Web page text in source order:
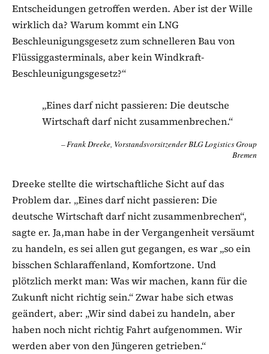
Entscheidungen getroffen werden. Aber ist der Wille
wirklich da? Warum kommt ein LNG
Beschleunigungsgesetz zum schnelleren Bau von
Flüssiggasterminals, aber kein Windkraft-
Beschleunigungsgesetz?“
„Eines darf nicht passieren: Die deutsche
Wirtschaft darf nicht zusammenbrechen.“
Frank Dreeke, Vorstandsvorsitzender BLG Logistics Group
Bremen
Dreeke stellte die wirtschaftliche Sicht auf das
Problem dar. „Eines darf nicht passieren: Die
deutsche Wirtschaft darf nicht zusammenbrechen“,
sagte er. Ja,man habe in der Vergangenheit versäumt
zu handeln, es sei allen gut gegangen, es war „so ein
bisschen Schlaraffenland, Komfortzone. Und
plötzlich merkt man: Was wir machen, kann für die
Zukunft nicht richtig sein.“ Zwar habe sich etwas
geändert, aber: „Wir sind dabei zu handeln, aber
haben noch nicht richtig Fahrt aufgenommen. Wir
werden aber von den Jüngeren getrieben.“